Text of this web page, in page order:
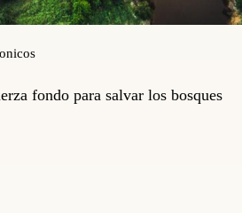
fondo para salvar los bosques